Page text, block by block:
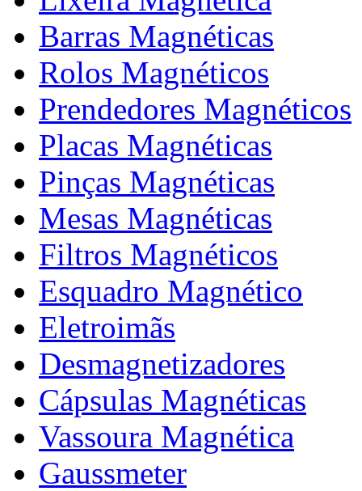
Barras Magnéticas
Rolos Magnéticos
Prendedores Magnéticos
Placas Magnéticas
Pinças Magnéticas
Mesas Magnéticas
Filtros Magnéticos
Esquadro Magnético
Eletroimãs
Desmagnetizadores
Cápsulas Magnéticas
Vassoura Magnética
Gaussmeter